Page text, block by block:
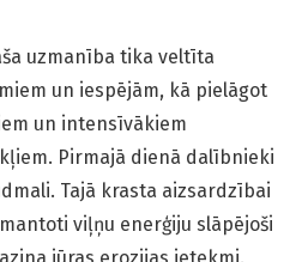
uzmanība tika veltīta
un iespējām, kā pielāgot
un intensīvākiem
Pirmajā dienā dalībnieki
Tajā krasta aizsardzībai
viļņu enerģiju slāpējoši